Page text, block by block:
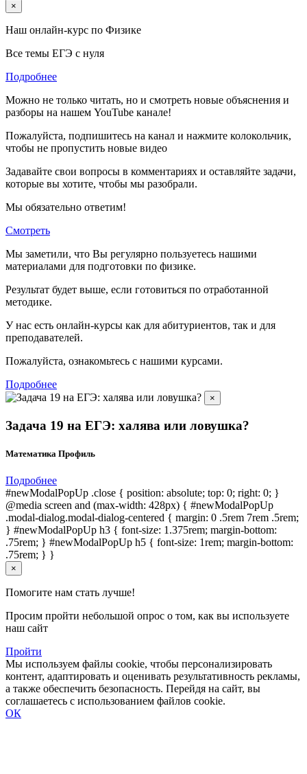
×
Наш онлайн-курс по Физике
Все темы ЕГЭ с нуля
Подробнее
Можно не только читать, но и смотреть новые объяснения и
разборы на нашем YouTube канале!
Пожалуйста, подпишитесь на канал и нажмите колокольчик,
чтобы не пропустить новые видео
Задавайте свои вопросы в комментариях и оставляйте задачи,
которые вы хотите, чтобы мы разобрали.
Мы обязательно ответим!
Смотреть
Мы заметили, что Вы регулярно пользуетесь нашими
материалами для подготовки по физике.
Результат будет выше, если готовиться по отработанной
методике.
У нас есть онлайн-курсы как для абитуриентов, так и для
преподавателей.
Пожалуйста, ознакомьтесь с нашими курсами.
Подробнее
×
Задача 19 на ЕГЭ: халява или ловушка?
Математика Профиль
Подробнее
#newModalPopUp .close { position: absolute; top: 0; right: 0; }
@media screen and (max-width: 428px) { #newModalPopUp
.modal-dialog.modal-dialog-centered { margin: 0 .5rem 7rem .5rem;
} #newModalPopUp h3 { font-size: 1.375rem; margin-bottom:
.75rem; } #newModalPopUp h5 { font-size: 1rem; margin-bottom:
.75rem; } }
×
Помогите нам стать лучше!
Просим пройти небольшой опрос о том, как вы используете
наш сайт
Пройти
Мы используем файлы cookie, чтобы персонализировать
контент, адаптировать и оценивать результативность рекламы,
а также обеспечить безопасность. Перейдя на сайт, вы
соглашаетесь с использованием файлов cookie.
ОК